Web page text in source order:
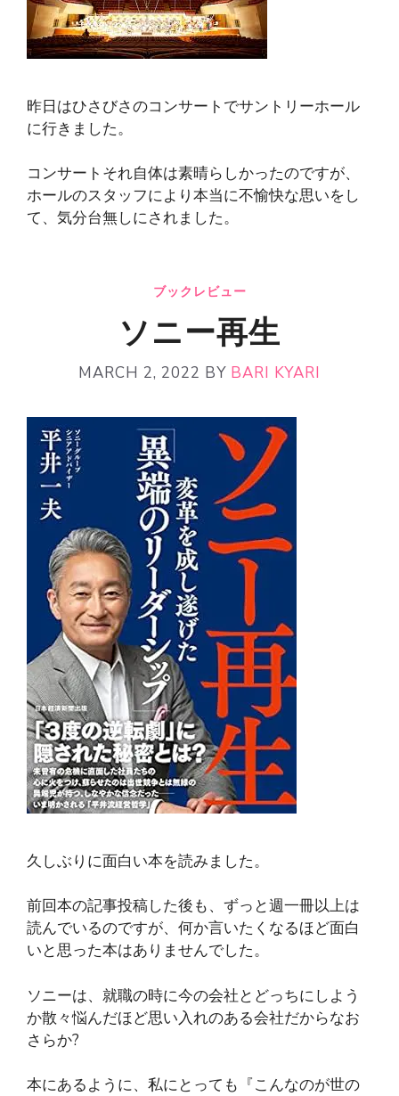
昨日はひさびさのコンサートでサントリーホール
に行きました。
コンサートそれ自体は素晴らしかったのですが、
ホールのスタッフにより本当に不愉快な思いをし
て、気分台無しにされました。
ブックレビュー
ソニー再生
MARCH 2, 2022 BY BARI KYARI
久しぶりに面白い本を読みました。
前回本の記事投稿した後も、ずっと週一冊以上は
読んでいるのですが、何か言いたくなるほど面白
いと思った本はありませんでした。
ソニーは、就職の時に今の会社とどっちにしよう
か散々悩んだほど思い入れのある会社だからなお
さらか?
本にあるように、私にとっても『こんなのが世の